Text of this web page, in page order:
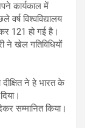
कार्यकाल में
वर्ष विश्वविद्यालय
121 हो गई है।
ने खेल गतिविधियों
ने हे भारत के
सम्मानित किया।